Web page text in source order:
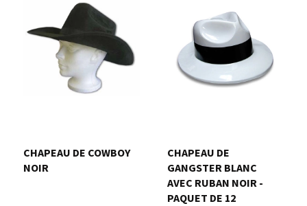
CHAPEAU DE COWBOY
NOIR
CHAPEAU DE
GANGSTER BLANC
AVEC RUBAN NOIR -
PAQUET DE 12